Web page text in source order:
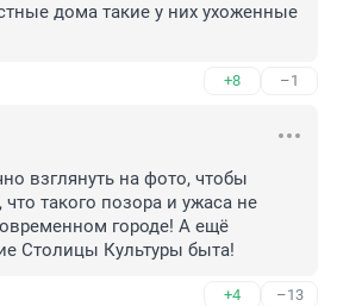
дома такие у них ухоженные
+8 –1
взглянуть на фото, чтобы
такого позора и ужаса не
городе! А ещё
Столицы Культуры быта!
+4 –13